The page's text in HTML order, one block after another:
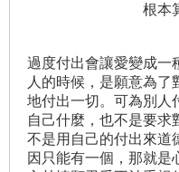
根本
過度付出會讓愛變成一
人的時候，是願意為了
地付出一切。可為別人
自己什麼，也不是要求
不是用自己的付出來道
因只能有一個，那就是